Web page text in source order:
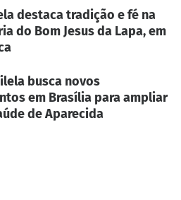
destaca tradição e fé na
do Bom Jesus da Lapa, em
busca novos
em Brasília para ampliar
de Aparecida